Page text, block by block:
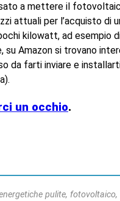
a mettere il
attuali per l’acquisto
kilowatt, ad esempio
su Amazon si trovano
da farti inviare e
un occhio.
pulite,